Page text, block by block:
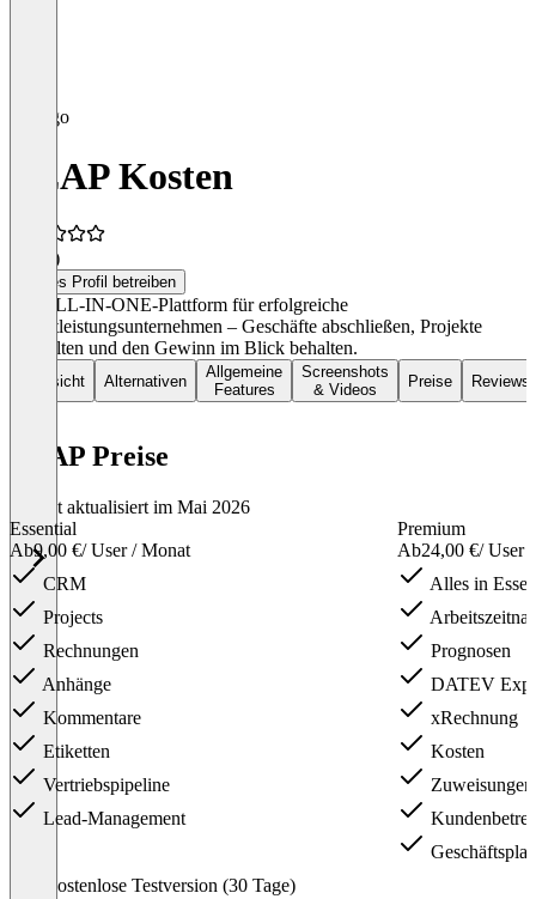
LEAP Kosten
(4)
Dieses Profil betreiben
Die ALL-IN-ONE-Plattform für erfolgreiche
Dienstleistungsunternehmen – Geschäfte abschließen, Projekte
verwalten und den Gewinn im Blick behalten.
Übersicht Alternativen
Allgemeine
Features
Screenshots
& Videos
Preise Reviews
LEAP Preise
Zuletzt aktualisiert im Mai 2026
Essential
Ab9,00 €/ User / Monat
CRM
Projects
Rechnungen
Anhänge
Kommentare
Etiketten
Vertriebspipeline
Lead-Management
Premium
Ab24,00 €/ User
Alles in
Prognosen
DATEV
xRechnung
Kosten
Geschäftsplan
Kostenlose Testversion (30 Tage)